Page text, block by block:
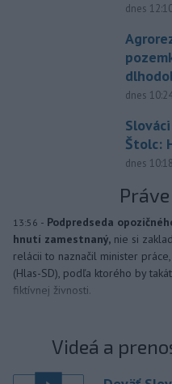
dnes
dnes
Štolc:
dnes 10:18
13:56 - Podpredseda
hnutí zamestnaný, nie si
relácii to naznačil minister
(Hlas-SD), podľa ktorého by
fiktívnej živnosti.
Videá a